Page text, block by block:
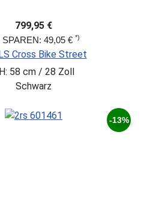
799,95 €
SPAREN: 49,05 € *)
Cross Bike Street
58 cm / 28 Zoll
Schwarz
-13%